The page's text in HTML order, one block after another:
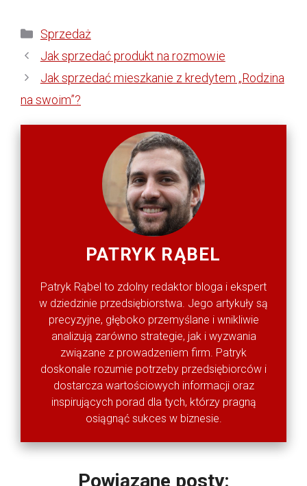
Kategorie
Sprzedaż
Jak sprzedać produkt na rozmowie
Jak sprzedać mieszkanie z kredytem „Rodzina
na swoim”?
PATRYK RĄBEL
Patryk Rąbel to zdolny redaktor bloga i ekspert
w dziedzinie przedsiębiorstwa. Jego artykuły są
precyzyjne, głęboko przemyślane i wnikliwie
analizują zarówno strategie, jak i wyzwania
związane z prowadzeniem firm. Patryk
doskonale rozumie potrzeby przedsiębiorców i
dostarcza wartościowych informacji oraz
inspirujących porad dla tych, którzy pragną
osiągnąć sukces w biznesie.
Powiązane posty: